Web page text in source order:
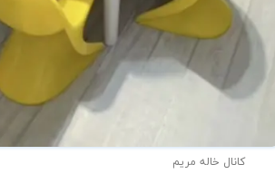
کانال خاله مریم